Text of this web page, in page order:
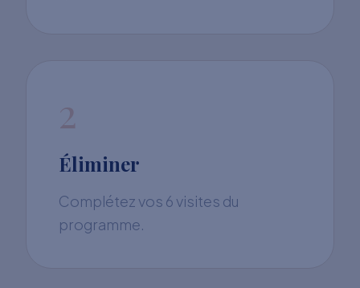
2
Éliminer
Complétez vos 6 visites du
programme.